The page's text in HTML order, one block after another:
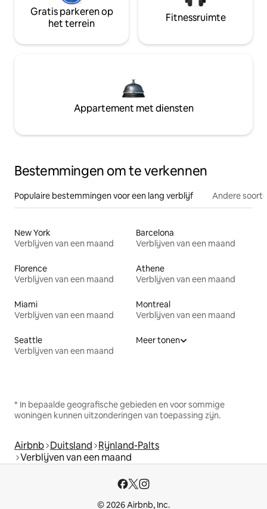
Gratis parkeren op
het terrein
Fitnessruimte
Appartement met diensten
Bestemmingen om te verkennen
Populaire bestemmingen voor een lang verblijf Andere
New York
Verblijven van een maand
Barcelona
Verblijven van een maand
Florence
Verblijven van een maand
Athene
Verblijven van een maand
Miami
Verblijven van een maand
Montreal
Verblijven van een maand
Seattle
Verblijven van een maand
Meer tonen
* In bepaalde geografische gebieden en voor sommige
woningen kunnen uitzonderingen van toepassing zijn.
Airbnb Duitsland Rijnland-Palts
Verblijven van een maand
© 2026 Airbnb, Inc.